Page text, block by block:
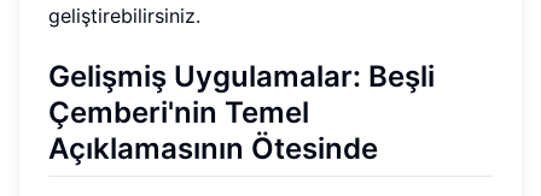
geliştirebilirsiniz.
Gelişmiş Uygulamalar: Beşli
Çemberi'nin Temel
Açıklamasının Ötesinde